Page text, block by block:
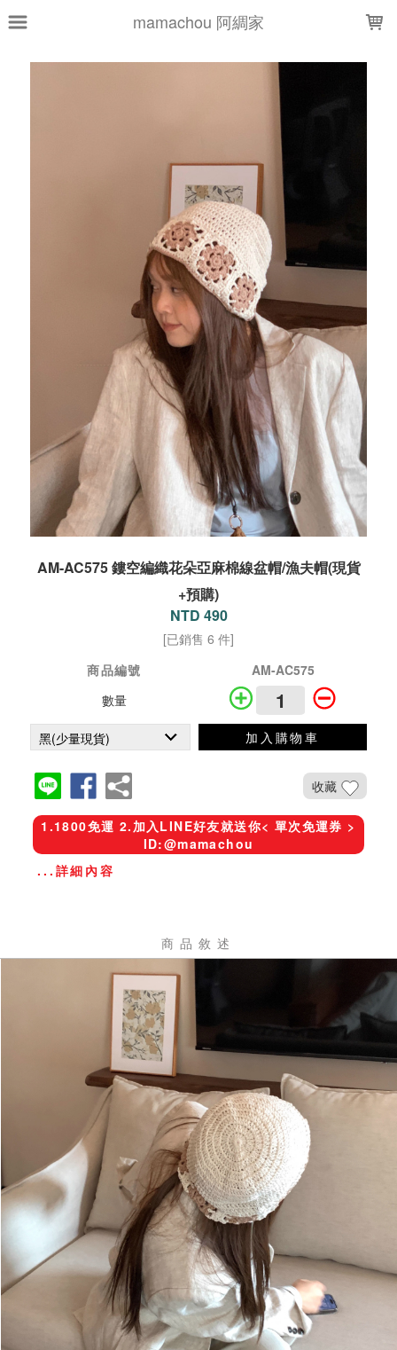
mamachou 阿綢家
AM-AC575 鏤空編織花朵亞麻棉線盆帽/漁夫帽(現貨
+預購)
NTD 490
[已銷售 6 件]
商品編號
AM-AC575
數量
加入購物車
收藏
1.1800免運 2.加入LINE好友就送你< 單次免運券 >
ID:@mamachou
...詳細內容
商品敘述